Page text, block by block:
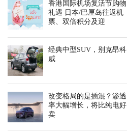
香港国际机场复活节购物
礼遇 日本/巴厘岛往返机
票、双倍积分及迎
经典中型SUV，别克昂科
威
改变格局的是插混？渗透
率大幅增长，将比纯电好
卖